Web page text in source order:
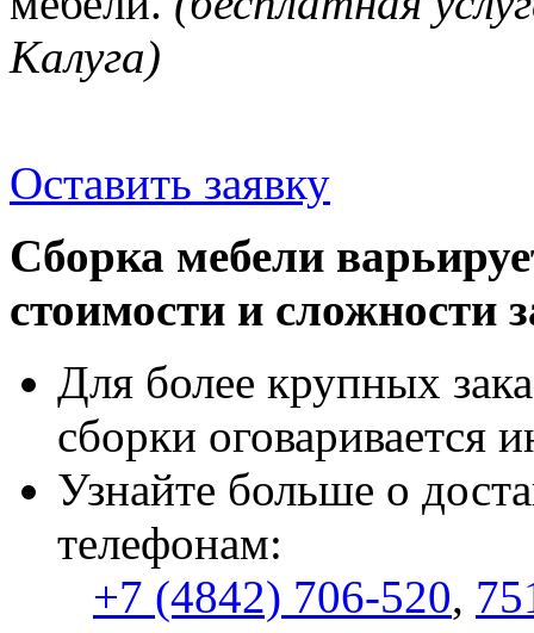
Калуга)
Оставить заявку
Сборка мебели
стоимости и сложности
Для более крупных
сборки оговаривается
Узнайте больше о
телефонам:
+7 (4842) 706-520,